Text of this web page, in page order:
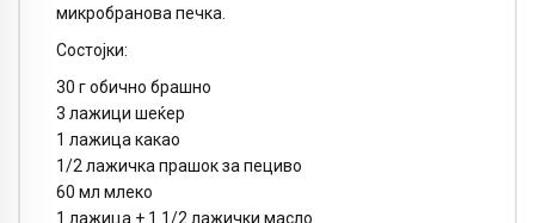
микробранова печка.
Состојки:
30 г обично брашно
3 лажици шеќер
1 лажица какао
1/2 лажичка прашок за пециво
60 мл млеко
1 лажица + 1 1/2 лажички масло